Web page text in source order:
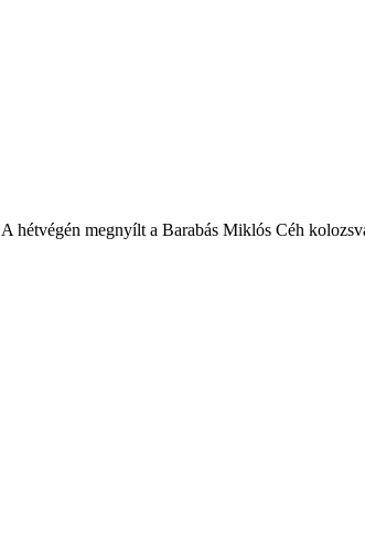
megnyílt a Barabás Miklós Céh